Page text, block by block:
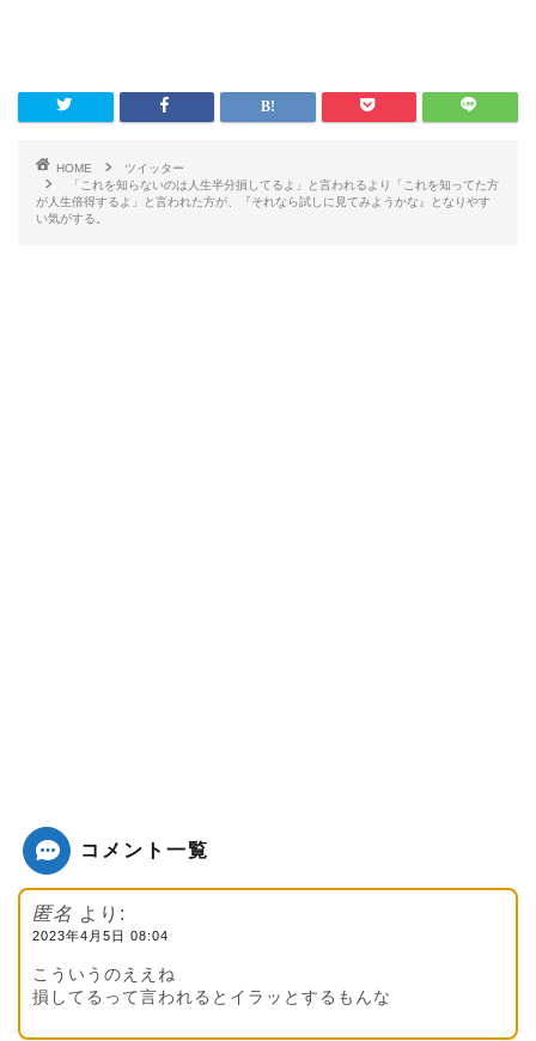
HOME
ツイッター
「これを知らないのは人生半分損してるよ」と言われるより「これを知ってた方
が人生倍得するよ」と言われた方が、『それなら試しに見てみようかな』となりやす
い気がする。
コメント一覧
匿名 より:
2023年4月5日 08:04
こういうのええね
損してるって言われるとイラッとするもんな